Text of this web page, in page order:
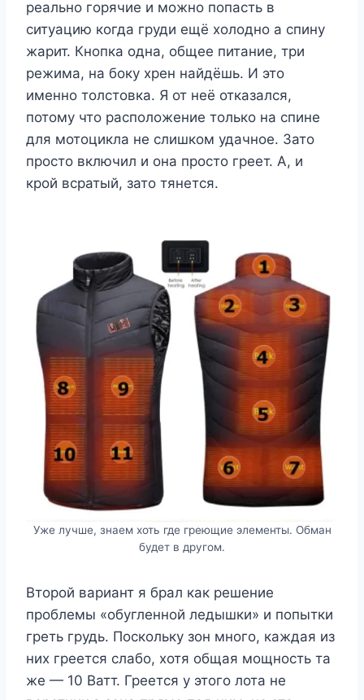
реально горячие и можно попасть в
ситуацию когда груди ещё холодно а спину
жарит. Кнопка одна, общее питание, три
режима, на боку хрен найдёшь. И это
именно толстовка. Я от неё отказался,
потому что расположение только на спине
для мотоцикла не слишком удачное. Зато
просто включил и она просто греет. А, и
крой всратый, зато тянется.
Уже лучше, знаем хоть где греющие элементы. Обман
будет в другом.
Второй вариант я брал как решение
проблемы «обугленной ледышки» и попытки
греть грудь. Поскольку зон много, каждая из
них греется слабо, хотя общая мощность та
же — 10 Ватт. Греется у этого лота не